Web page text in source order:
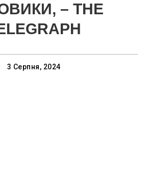
– THE
3 Серпня, 2024